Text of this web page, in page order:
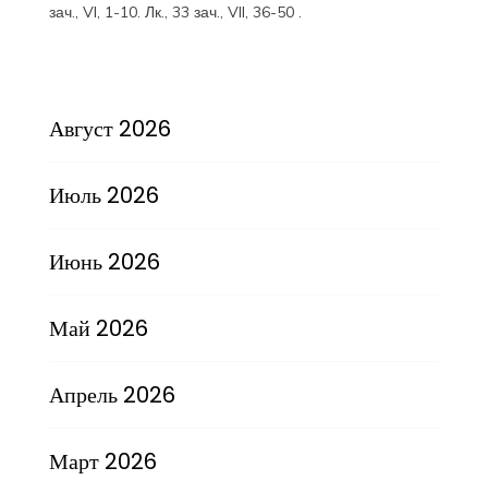
зач., VI, 1-10. Лк., 33 зач., VII, 36-50
Август 2026
Июль 2026
Июнь 2026
Май 2026
Апрель 2026
Март 2026